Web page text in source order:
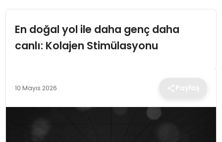
DÜNYA
EKONOMI
En doğal yol ile daha genç daha
canlı: Kolajen Stimülasyonu
10 Mayıs 2026